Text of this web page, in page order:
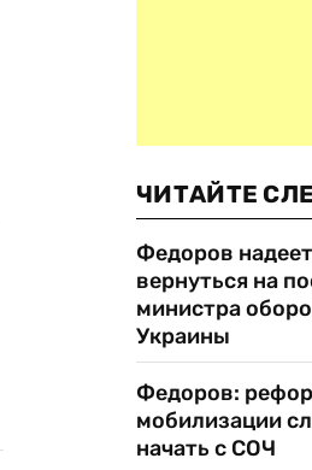
ЧИТАЙТЕ
Федоров
вернуться на
министра
Украины
Федоров:
мобилизации
начать с СОЧ